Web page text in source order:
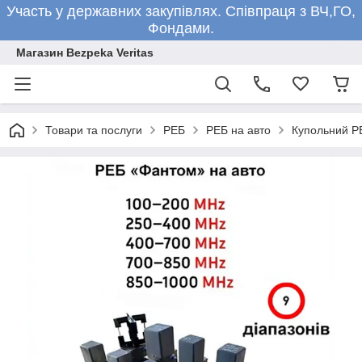
Участь у державних закупівлях. Співпраця з ВЧ,ГО,
Фондами.
Магазин Bezpeka Veritas
Товари та послуги РЕБ РЕБ на авто Купольний